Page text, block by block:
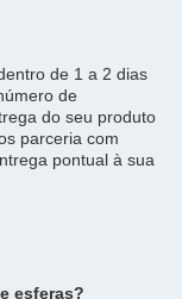
de 1 a 2 dias
de
do seu produto
parceria com
pontual à sua
esferas?